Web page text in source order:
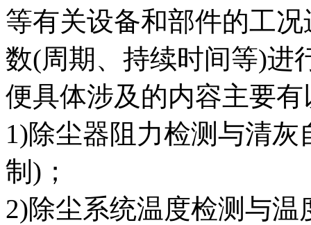
等有关设备和部件的工
数(周期、持续时间等)进
便具体涉及的内容主要
1)除尘器阻力检测与清
制)；
2)除尘系统温度检测与温